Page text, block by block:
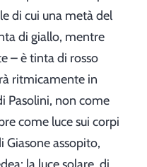
di cui una metà del
di giallo, mentre
– è tinta di rosso
ritmicamente in
Pasolini, non come
come luce sui corpi
Giasone assopito,